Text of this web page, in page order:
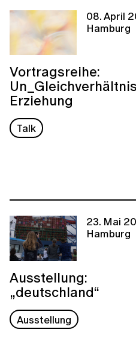
08. April
Hamburg
Vortragsreihe:
Erziehung
Talk
23. Mai
Hamburg
Ausstellung:
„deutschland“
Ausstellung